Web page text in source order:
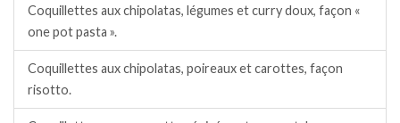
Coquillettes aux chipolatas, légumes et curry doux, façon «
one pot pasta ».
Coquillettes aux chipolatas, poireaux et carottes, façon
risotto.